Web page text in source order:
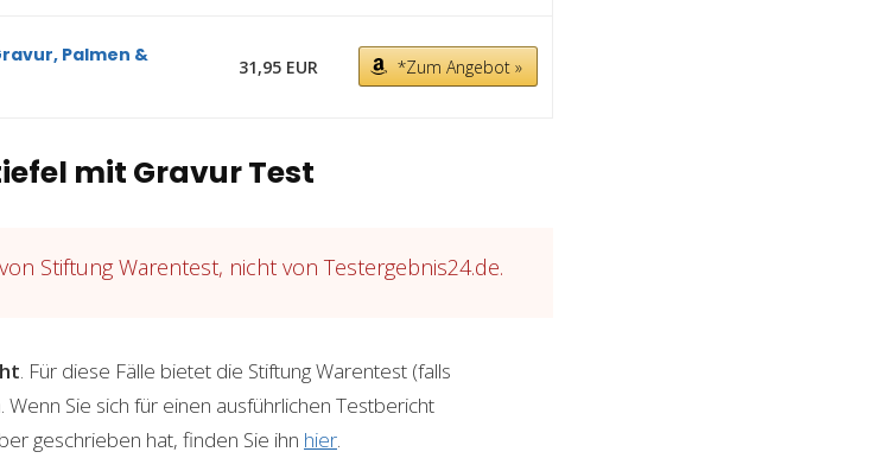
Palmen &
31,95 EUR *Zum Angebot »
mit Gravur Test
Stiftung Warentest, nicht von Testergebnis24.de.
. Für diese Fälle bietet die Stiftung Warentest (falls
Sie sich für einen ausführlichen Testbericht
geschrieben hat, finden Sie ihn hier.